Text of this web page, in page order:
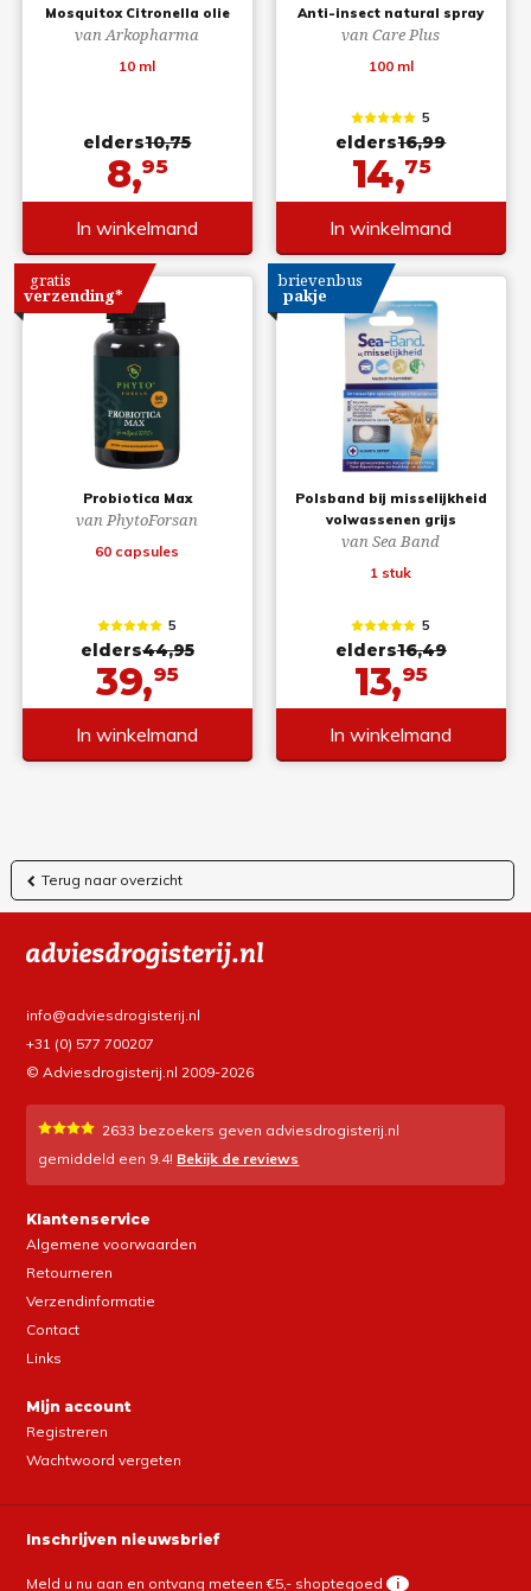
Mosquitox Citronella olie
van Arkopharma
10 ml
elders10,75
8,95
In winkelmand
Anti-insect natural spray
van Care Plus
100 ml
5
elders16,99
14,75
In winkelmand
Probiotica Max
van PhytoForsan
60 capsules
gratis
verzending*
5
elders44,95
39,95
In winkelmand
Polsband bij misselijkheid
volwassenen grijs
van Sea Band
1 stuk
brievenbus
pakje
5
elders16,49
13,95
In winkelmand
Terug naar overzicht
info@adviesdrogisterij.nl
+31 (0) 577 700207
© Adviesdrogisterij.nl 2009-2026
2633 bezoekers geven adviesdrogisterij.nl
gemiddeld een 9.4! Bekijk de reviews
Klantenservice
Algemene voorwaarden
Retourneren
Verzendinformatie
Contact
Links
Mijn account
Registreren
Wachtwoord vergeten
Inschrijven nieuwsbrief
Meld u nu aan en ontvang meteen €5,- shoptegoed i